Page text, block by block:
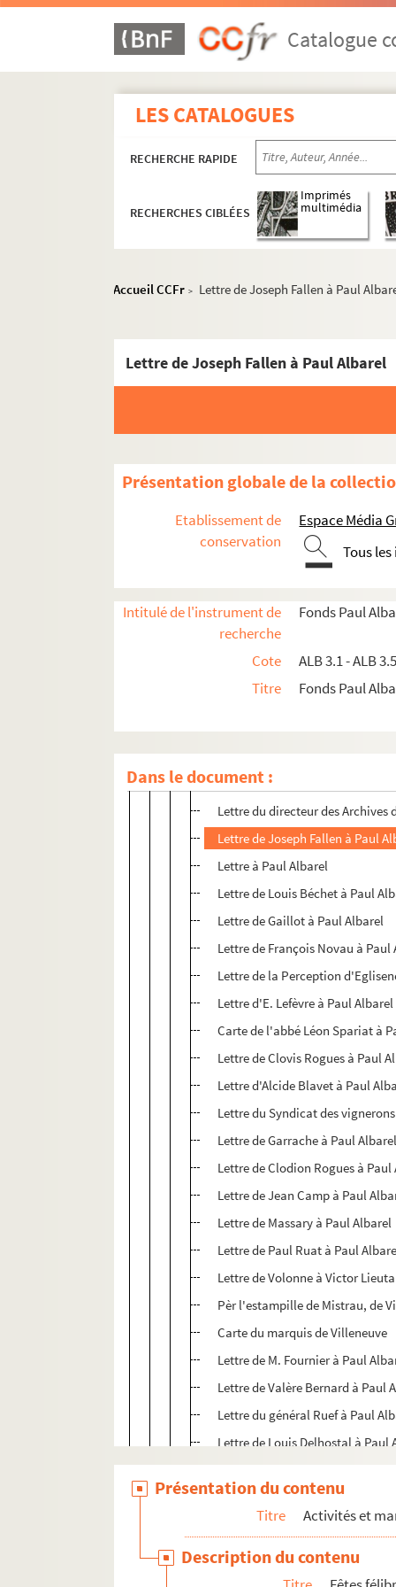
Catalogue
LES CATALOGUES
RECHERCHE RAPIDE
RECHERCHES CIBLÉES
Imprimés
multimédia
Accueil CCFr > Lettre de Joseph Fallen à Paul
Lettre de Joseph Fallen à Paul Albarel
Présentation globale de la
Etablissement de
conservation
Espace Média
Tous
Intitulé de l'instrument de
recherche
Fonds Paul
Cote
ALB 3.1 - ALB
Titre
Fonds Paul
Dans le document :
Fêtes félibréennes
ALB 3.477. Brouillons de Paul
ALB 3.478. Correspondance
Carte de visite de l'abbé Joseph
Carte de visite de Henry de
Carte de visite de Joseph Salvat
Carte de visite de Henri Tardieu
Lettre de l'école Pierre Cardinal
Lettre à Paul Albarel
Lettre du vice-président de la
Lettre de Marie Frédéric Mistral
Lettre de Jack Franc à Paul
Lettre d'A.-P. Alliés à Paul
Lettre de Jean Fournel à Paul
Lettre du directeur des Archives
Lettre de Joseph Fallen à Paul
Lettre à Paul Albarel
Lettre de Louis Béchet à Paul
Lettre de Gaillot à Paul Albarel
Lettre de François Novau à Paul
Lettre de la Perception
Lettre d'E. Lefèvre à Paul Albarel
Carte de l'abbé Léon Spariat à
Lettre de Clovis Rogues à Paul
Lettre d'Alcide Blavet à Paul
Lettre du Syndicat des
Lettre de Garrache à Paul
Lettre de Clodion Rogues à
Lettre de Jean Camp à Paul
Lettre de Massary à Paul Albarel
Lettre de Paul Ruat à Paul
Lettre de Volonne à Victor
Pèr l'estampille de Mistrau, de
Carte du marquis de Villeneuve
Lettre de M. Fournier à Paul
Lettre de Valère Bernard à Paul
Lettre du général Ruef à Paul
Lettre de Louis Delhostal à Paul
Lettre du Garage Delalieux à
Lettre d'A. Jaubert à Paul Albarel
Lettre de J. Boeuf à Paul Albarel
Lettre de Génina Clapier à Paul
Présentation du contenu
Titre Activités et
Description du contenu